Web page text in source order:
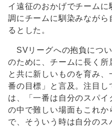
イ遠征のおかげでチーム
調にチームに馴染みながら
るとした。
SVリーグへの抱負につ
のために、チームに長く
と共に新しいものを育み
番の目標」と言及。注目し
は、「一番は自分のスパ
の中で難しい場面もこれ
で、そういう時は自分のス